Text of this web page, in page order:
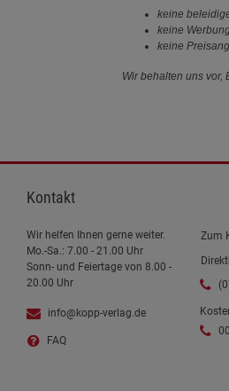
keine
keine
keine
Wir behalten uns vor,
Kontakt
Wir helfen Ihnen gerne weiter.
Mo.-Sa.: 7.00 - 21.00 Uhr
Sonn- und Feiertage von 8.00 -
20.00 Uhr
info@kopp-verlag.de
FAQ
Zum